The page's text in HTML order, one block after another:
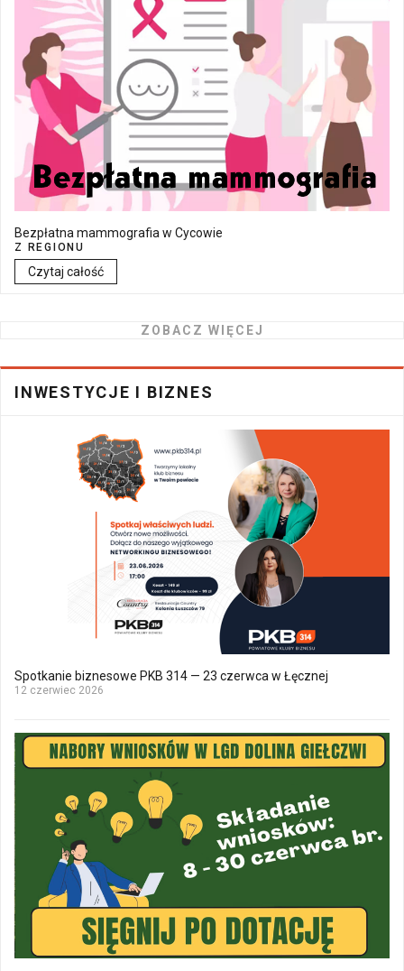
Bezpłatna mammografia w Cycowie
Z REGIONU
Czytaj całość
ZOBACZ WIĘCEJ
INWESTYCJE I BIZNES
Spotkanie biznesowe PKB 314 — 23 czerwca w Łęcznej
12 czerwiec 2026